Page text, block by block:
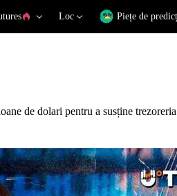
Loc Piețe de
de dolari pentru a susține trezoreria